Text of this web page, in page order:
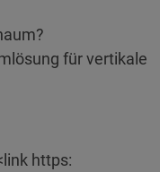
für vertikale
https: